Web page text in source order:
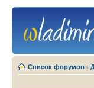
Список форумов ‹